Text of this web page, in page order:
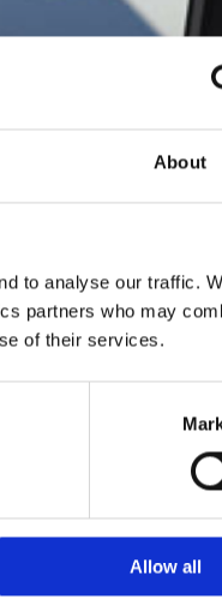
About
to analyse our traffic.
partners who may
of their services.
Allow all